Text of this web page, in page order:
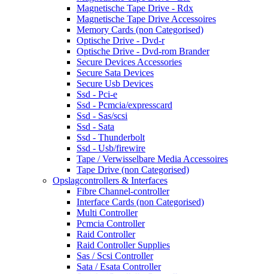
Magnetische Tape Drive - Rdx
Magnetische Tape Drive Accessoires
Memory Cards (non Categorised)
Optische Drive - Dvd-r
Optische Drive - Dvd-rom Brander
Secure Devices Accessories
Secure Sata Devices
Secure Usb Devices
Ssd - Pci-e
Ssd - Pcmcia/expresscard
Ssd - Sas/scsi
Ssd - Sata
Ssd - Thunderbolt
Ssd - Usb/firewire
Tape / Verwisselbare Media Accessoires
Tape Drive (non Categorised)
Opslagcontrollers & Interfaces
Fibre Channel-controller
Interface Cards (non Categorised)
Multi Controller
Pcmcia Controller
Raid Controller
Raid Controller Supplies
Sas / Scsi Controller
Sata / Esata Controller